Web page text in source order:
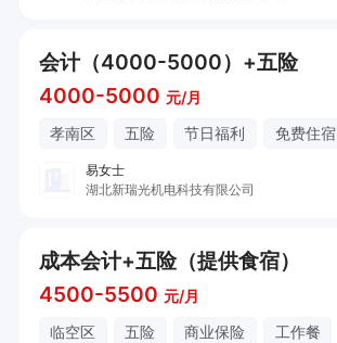
会计（4000-5000）+五险
4000-5000 元/月
孝南区 五险 节日福利 免费住宿
易女士
湖北新瑞光机电科技有限公司
成本会计+五险（提供食宿）
4500-5500 元/月
临空区 五险 商业保险 工作餐